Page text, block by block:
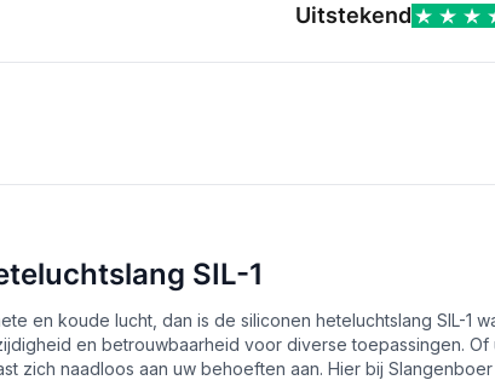
Uitstekend
SIL-1
en koude lucht, dan is de siliconen heteluchtslang SIL-1
en betrouwbaarheid voor diverse toepassingen. Of
zich naadloos aan uw behoeften aan. Hier bij